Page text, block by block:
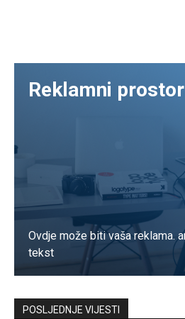
Reklamni prostor
Ovdje može biti vaša reklama.
tekst
Kontaktirajte nas
POSLJEDNJE VIJESTI